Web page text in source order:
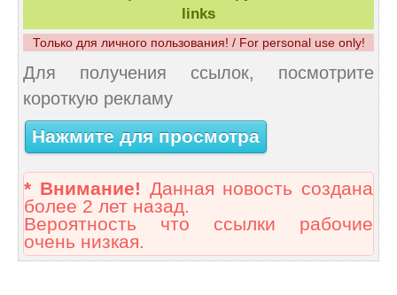
links
Только для личного пользования! / For personal use only!
Для получения ссылок, посмотрите
короткую рекламу
Нажмите для просмотра
* Внимание! Данная новость создана
более 2 лет назад.
Вероятность что ссылки рабочие
очень низкая.